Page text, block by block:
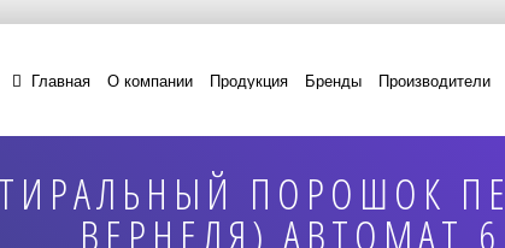
Главная О компании Продукция Бренды Производители
ПОРОШОК
ВЕРНЕЛЯ) АВТОМАТ 6